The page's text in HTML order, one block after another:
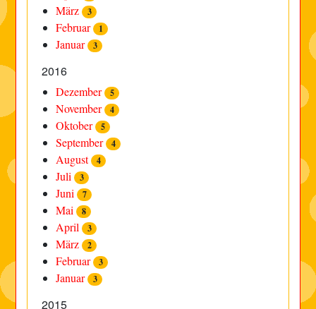
März 3
Februar 1
Januar 3
2016
Dezember 5
November 4
Oktober 5
September 4
August 4
Juli 3
Juni 7
Mai 8
April 3
März 2
Februar 3
Januar 3
2015